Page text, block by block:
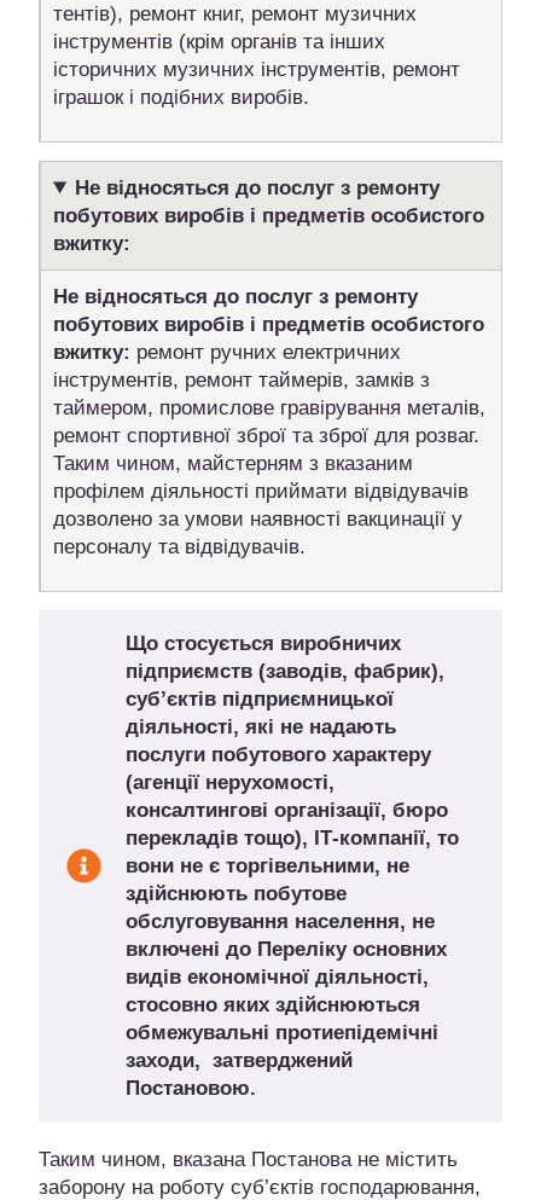
тентів), ремонт книг, ремонт музичних
інструментів (крім органів та інших
історичних музичних інструментів, ремонт
іграшок і подібних виробів.
Не відносяться до послуг з ремонту
побутових виробів і предметів особистого
вжитку:
Не відносяться до послуг з ремонту
побутових виробів і предметів особистого
вжитку: ремонт ручних електричних
інструментів, ремонт таймерів, замків з
таймером, промислове гравірування металів,
ремонт спортивної зброї та зброї для розваг.
Таким чином, майстерням з вказаним
профілем діяльності приймати відвідувачів
дозволено за умови наявності вакцинації у
персоналу та відвідувачів.
Що стосується виробничих
підприємств (заводів, фабрик),
суб’єктів підприємницької
діяльності, які не надають
послуги побутового характеру
(агенції нерухомості,
консалтингові організації, бюро
перекладів тощо), ІТ-компанії, то
вони не є торгівельними, не
здійснюють побутове
обслуговування населення, не
включені до Переліку основних
видів економічної діяльності,
стосовно яких здійснюються
обмежувальні протиепідемічні
заходи, затверджений
Постановою.
Таким чином, вказана Постанова не містить
заборону на роботу суб’єктів господарювання,